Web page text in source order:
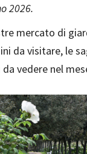
2026.
mercato di
da visitare, le
vedere nel